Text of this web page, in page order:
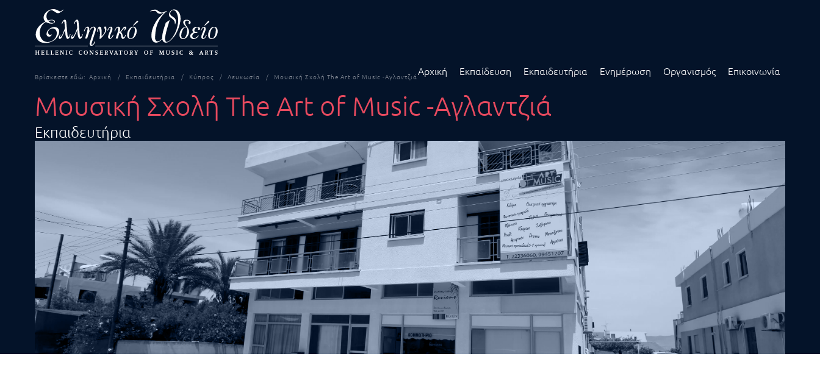
Αρχική Εκπαίδευση Εκπαιδευτήρια Ενημέρωση Οργανισμός Επικοινωνία
Βρίσκεστε εδώ: Αρχική Εκπαιδευτήρια Κύπρος Λευκωσία Μουσική Σχολή The Art of Music -Αγλαντζιά
Μουσική Σχολή The Art of Music -Αγλαντζιά
Εκπαιδευτήρια